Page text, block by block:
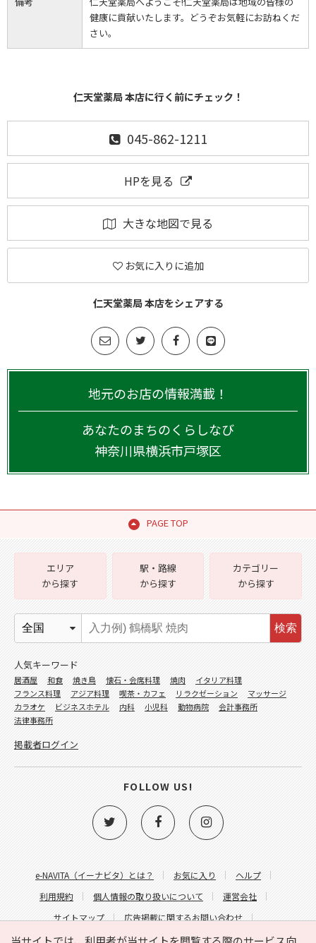
健康に貢献いたします。どうぞお気軽にお訪ねくだ
さい。
仁天堂薬局 本店に行く前にチェック！
045-862-1211
HPを見る
大きな地図で見る
お気に入りに追加
仁天堂薬局 本店をシェアする
地元のお店の情報満載！
あなたのまちのくらしなび
神奈川県横浜市戸塚区
PAGE TOP
e-NAVITA（イーナビタ）とは？ お気に入り
ヘルプ
利用規約
個人情報の取り扱いについて
運営会社
サイトマップ
広告掲載に関するお問い合わせ
サイトの内容に関するお問い合わせ
エリア
から探す
駅・路線
から探す
カテゴリー
から探す
検索
人気キーワード
居酒屋 和食 焼き鳥 懐石・会席料理 焼肉
イタリア料理
フランス料理
アジア料理 喫茶・カフェ リラクゼーション
マッサージ
カラオケ
ビジネスホテル 内科 小児科 動物病院
会計事務所
法律事務所
掲載者ログイン
FOLLOW US!